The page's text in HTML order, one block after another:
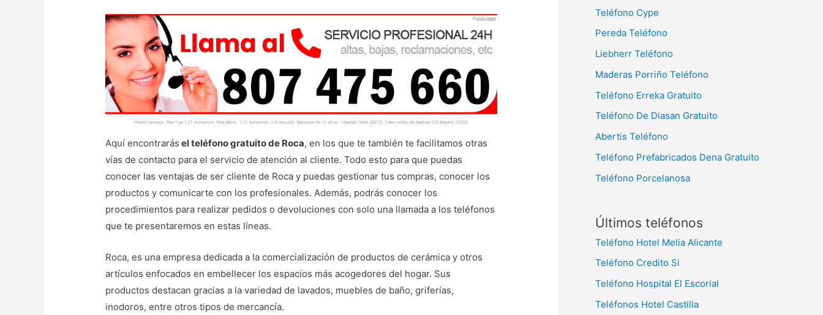
Aquí encontrarás el teléfono gratuito de Roca, en los que te también te facilitamos otras
vías de contacto para el servicio de atención al cliente. Todo esto para que puedas
conocer las ventajas de ser cliente de Roca y puedas gestionar tus compras, conocer los
productos y comunicarte con los profesionales. Además, podrás conocer los
procedimientos para realizar pedidos o devoluciones con solo una llamada a los teléfonos
que te presentaremos en estas líneas.
Roca, es una empresa dedicada a la comercialización de productos de cerámica y otros
artículos enfocados en embellecer los espacios más acogedores del hogar. Sus
productos destacan gracias a la variedad de lavados, muebles de baño, griferías,
inodoros, entre otros tipos de mercancía.
Teléfono Cype
Pereda Teléfono
Liebherr Teléfono
Maderas Porriño Teléfono
Teléfono Erreka Gratuito
Teléfono De Diasan Gratuito
Abertis Teléfono
Teléfono Prefabricados Dena Gratuito
Teléfono Porcelanosa
Últimos teléfonos
Teléfono Hotel Melia Alicante
Teléfono Credito Si
Teléfono Hospital El Escorial
Teléfonos Hotel Castilla